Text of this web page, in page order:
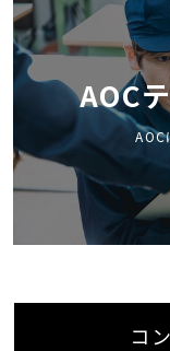
AOC
AOC
コ